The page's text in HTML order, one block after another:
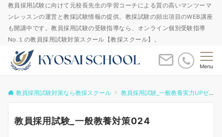
教員採用試験に向けて元校長先生の学習コーチによる質の高いマンツーマ
ンレッスンの運営と教採試験情報の提供。教採試験の頻出項目のWEB講座
も開講中です。教員採用試験の受験指導なら、オンライン個別受験指導
No.１の教員採用試験対策スクール【教採スクール】。
Menu
教員採用試験対策なら教採スクール 教員採用試験_一般教養実力UPゼミ
教員採用試験_一般教養対策024